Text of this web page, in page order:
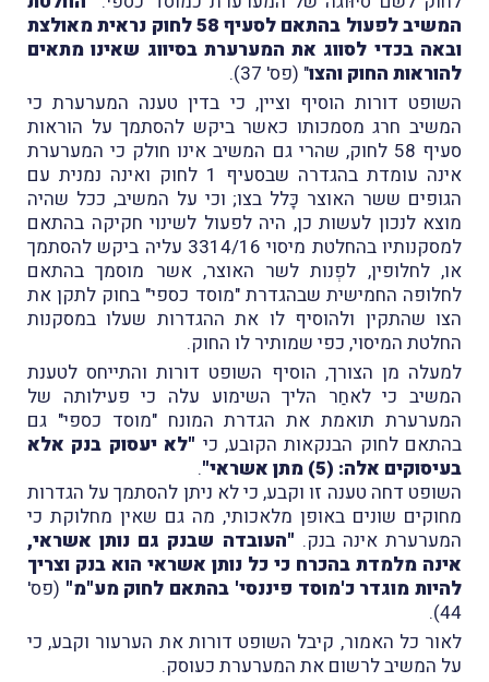
המשיב לפעול בהתאם לסעיף 58 לחוק נראית מאולצת
ובאה בכדי לסווג את המערערת בסיווג שאינו מתאים
להוראות החוק והצו" (פס' 37).
השופט דורות הוסיף וציין, כי בדין טענה המערערת כי
המשיב חרג מסמכותו כאשר ביקש להסתמך על הוראות
סעיף 58 לחוק, שהרי גם המשיב אינו חולק כי המערערת
אינה עומדת בהגדרה שבסעיף 1 לחוק ואינה נמנית עם
הגופים ששר האוצר כָּלל בצו; וכי על המשיב, ככל שהיה
מוצא לנכון לעשות כן, היה לפעול לשינוי חקיקה בהתאם
למסקנותיו בהחלטת מיסוי 3314/16 עליה ביקש להסתמך
או, לחלופין, לפְנות לשר האוצר,אשר מוסמך בהתאם
לחלופה החמישית שבהגדרת "מוסד כספי" בחוק לתקן את
הצו שהתקין ולהוסיף לו את ההגדרות שעלו במסקנות
החלטת המיסוי, כפי שמותיר לו החוק.
למעלה מן הצורך, הוסיף השופט דורות והתייחס לטענת
המשיב כי לאחַר הליך השימוע עלה כי פעילותה של
המערערת תואמת את הגדרת המונח "מוסד כספי" גם
בהתאם לחוק הבנקאות הקובע, כי "לא יעסוק בנק אלא
בעיסוקים אלה: (5) מתן אשראי"
.
השופט דחה טענה זו וקבע, כי לא ניתן להסתמך על הגדרות
מחוקים שונים באופן מלאכותי, מה גם שאין מחלוקת כי
המערערת אינה בנק. "העובדה שבנק גם נותן אשראי,
אינה מלמדת בהכרח כי כל נותן אשראי הוא בנק וצריך
להיות מוגדר כ'מוסד פיננסי' בהתאם לחוק מע"מ" (פס'
44).
לאור כל האמור, קיבל השופט דורות את הערעור וקבע, כי
על המשיב לרשום את המערערת כעוסק.